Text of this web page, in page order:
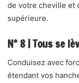
de votre cheville et
supérieure.
N° 8 | Tous se
Conduisez avec
étendant vos